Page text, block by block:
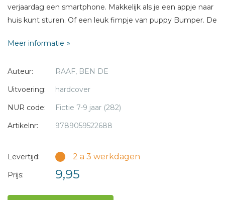
verjaardag een smartphone. Makkelijk als je een appje naar
huis kunt sturen. Of een leuk fimpje van puppy Bumper. De
honden en heeft een vreselijk plan...
Vanaf 9 jaar
AVI E5
Meer informatie
Auteur:
RAAF, BEN DE
Uitvoering:
hardcover
NUR code:
Fictie 7-9 jaar (282)
Artikelnr:
9789059522688
Levertijd: 2 a 3 werkdagen
Prijs: 9,95